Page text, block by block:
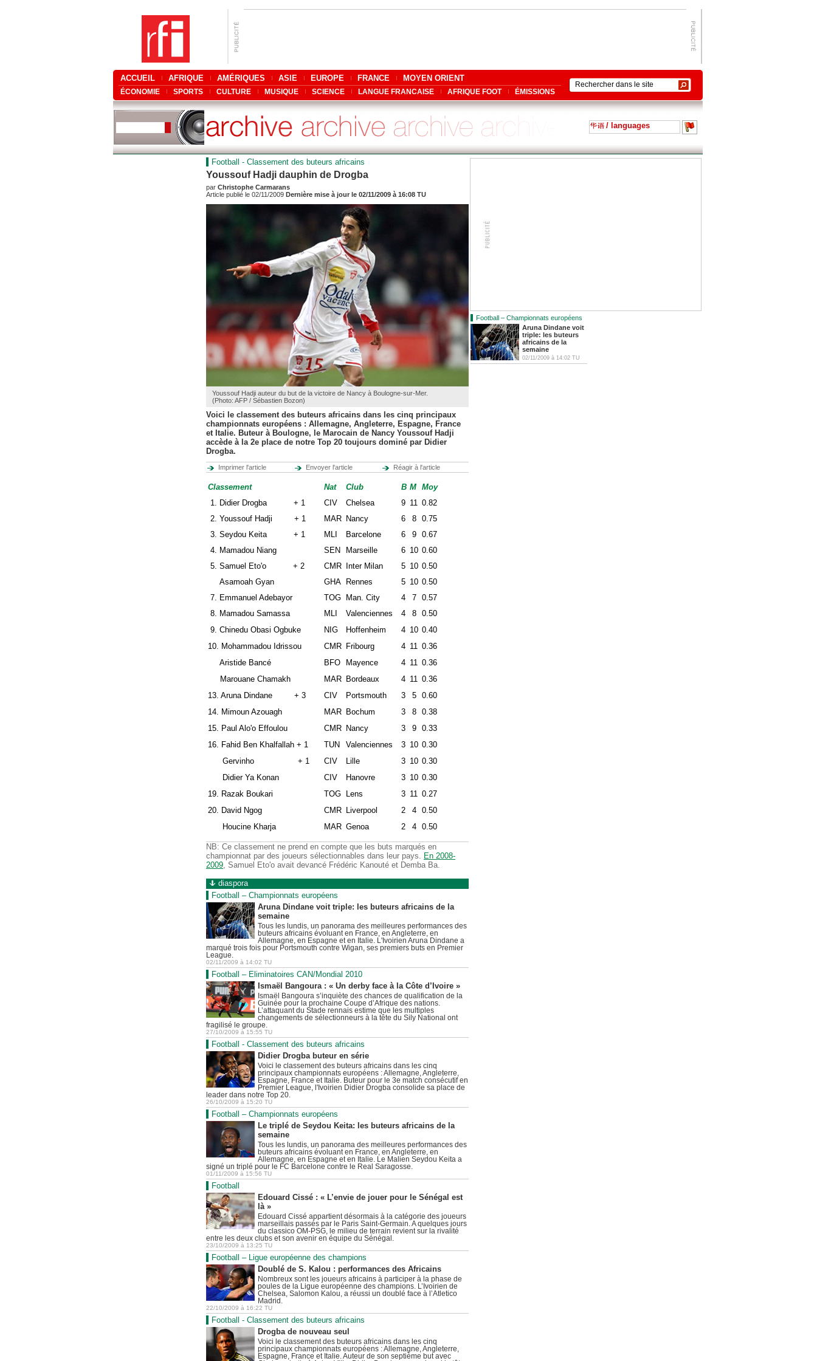
ACCUEIL AFRIQUE AMÉRIQUES ASIE EUROPE FRANCE MOYEN ORIENT
ÉCONOMIE SPORTS CULTURE MUSIQUE SCIENCE LANGUE FRANCAISE AFRIQUE FOOT ÉMISSIONS
/ languages
Football - Classement des buteurs africains
Youssouf Hadji dauphin de Drogba
par Christophe Carmarans
Article publié le 02/11/2009 Dernière mise à jour le 02/11/2009 à 16:08 TU
Youssouf Hadji auteur du but de la victoire de Nancy à Boulogne-sur-Mer.
(Photo: AFP / Sébastien Bozon)
Voici le classement des buteurs africains dans les cinq principaux
championnats européens : Allemagne, Angleterre, Espagne, France
et Italie. Buteur à Boulogne, le Marocain de Nancy Youssouf Hadji
accède à la 2e place de notre Top 20 toujours dominé par Didier
Drogba.
Imprimer l'article Envoyer l'article Réagir à l'article
Classement Nat Club B M Moy
1. Didier Drogba + 1
CIV Chelsea 9 11 0.82
2. Youssouf Hadji + 1
MAR Nancy 6 8 0.75
3. Seydou Keita + 1
MLI Barcelone 6 9 0.67
4. Mamadou Niang
SEN Marseille 6 10 0.60
5. Samuel Eto'o + 2
CMR Inter Milan 5 10 0.50
Asamoah Gyan
GHA Rennes 5 10 0.50
7. Emmanuel Adebayor
TOG Man. City 4 7 0.57
8. Mamadou Samassa
MLI Valenciennes 4 8 0.50
9. Chinedu Obasi Ogbuke
NIG Hoffenheim 4 10 0.40
10. Mohammadou Idrissou
CMR Fribourg 4 11 0.36
Aristide Bancé
BFO Mayence 4 11 0.36
Marouane Chamakh
MAR Bordeaux 4 11 0.36
13. Aruna Dindane + 3
CIV Portsmouth 3 5 0.60
14. Mimoun Azouagh
MAR Bochum 3 8 0.38
15. Paul Alo'o Effoulou
CMR Nancy 3 9 0.33
16. Fahid Ben Khalfallah + 1
TUN Valenciennes 3 10 0.30
Gervinho + 1
CIV Lille 3 10 0.30
Didier Ya Konan
CIV Hanovre 3 10 0.30
19. Razak Boukari
TOG Lens 3 11 0.27
20. David Ngog
CMR Liverpool 2 4 0.50
Houcine Kharja
MAR Genoa 2 4 0.50
NB: Ce classement ne prend en compte que les buts marqués en
championnat par des joueurs sélectionnables dans leur pays. En 2008-
2009, Samuel Eto'o avait devancé Frédéric Kanouté et Demba Ba.
diaspora
Football – Championnats européens
Aruna Dindane voit triple: les buteurs africains de la
semaine
Tous les lundis, un panorama des meilleures performances des
buteurs africains évoluant en France, en Angleterre, en
Allemagne, en Espagne et en Italie. L'Ivoirien Aruna Dindane a
marqué trois fois pour Portsmouth contre Wigan, ses premiers buts en Premier
League.
02/11/2009 à 14:02 TU
Football – Eliminatoires CAN/Mondial 2010
Ismaël Bangoura : « Un derby face à la Côte d’Ivoire »
Ismaël Bangoura s’inquiète des chances de qualification de la
Guinée pour la prochaine Coupe d’Afrique des nations.
L’attaquant du Stade rennais estime que les multiples
changements de sélectionneurs à la tête du Sily National ont
fragilisé le groupe.
27/10/2009 à 15:55 TU
Football - Classement des buteurs africains
Didier Drogba buteur en série
Voici le classement des buteurs africains dans les cinq
principaux championnats européens : Allemagne, Angleterre,
Espagne, France et Italie. Buteur pour le 3e match consécutif en
Premier League, l'Ivoirien Didier Drogba consolide sa place de
leader dans notre Top 20.
26/10/2009 à 15:20 TU
Football – Championnats européens
Le triplé de Seydou Keita: les buteurs africains de la
semaine
Tous les lundis, un panorama des meilleures performances des
buteurs africains évoluant en France, en Angleterre, en
Allemagne, en Espagne et en Italie. Le Malien Seydou Keita a
signé un triplé pour le FC Barcelone contre le Real Saragosse.
01/11/2009 à 15:56 TU
Football
Edouard Cissé : « L’envie de jouer pour le Sénégal est
là »
Edouard Cissé appartient désormais à la catégorie des joueurs
marseillais passés par le Paris Saint-Germain. A quelques jours
du classico OM-PSG, le milieu de terrain revient sur la rivalité
entre les deux clubs et son avenir en équipe du Sénégal.
23/10/2009 à 13:25 TU
Football – Ligue européenne des champions
Doublé de S. Kalou : performances des Africains
Nombreux sont les joueurs africains à participer à la phase de
poules de la Ligue européenne des champions. L’Ivoirien de
Chelsea, Salomon Kalou, a réussi un doublé face à l’Atletico
Madrid.
22/10/2009 à 16:22 TU
Football - Classement des buteurs africains
Drogba de nouveau seul
Voici le classement des buteurs africains dans les cinq
principaux championnats européens : Allemagne, Angleterre,
Espagne, France et Italie. Auteur de son septième but avec
Football – Championnats européens
Aruna Dindane voit
triple: les buteurs
africains de la
semaine
02/11/2009 à 14:02 TU